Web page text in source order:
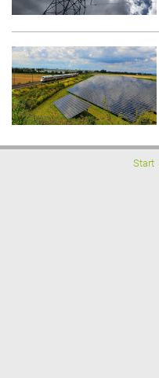
Start